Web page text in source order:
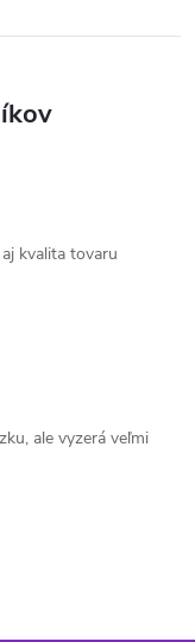
kvalita tovaru
ale vyzerá veľmi